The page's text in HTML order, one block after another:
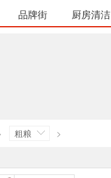
品牌街 厨房清洁
粗粮 >